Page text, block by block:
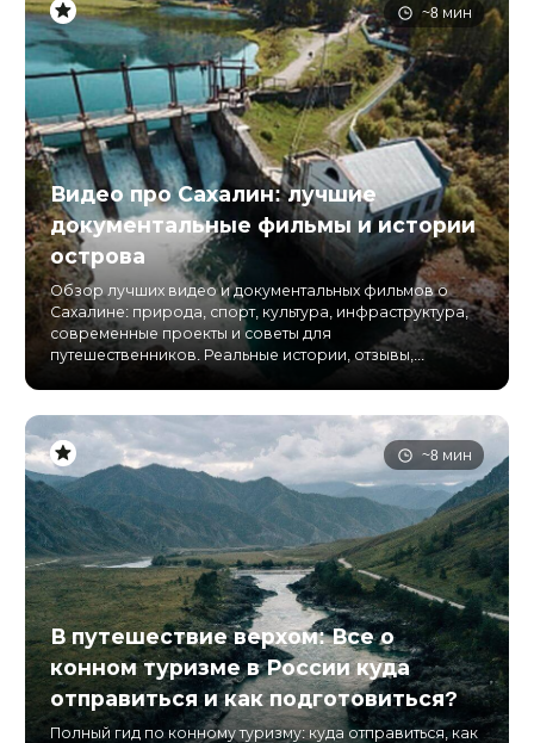
~8 мин
Видео про Сахалин: лучшие
документальные фильмы и истории
острова
Обзор лучших видео и документальных фильмов о
Сахалине: природа, спорт, культура, инфраструктура,
современные проекты и советы для
путешественников. Реальные истории, отзывы,...
~8 мин
В путешествие верхом: Все о
конном туризме в России куда
отправиться и как подготовиться?
Полный гид по конному туризму: куда отправиться, как